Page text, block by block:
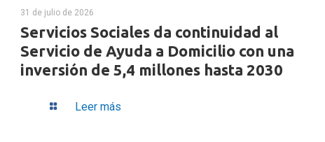
31 de julio de 2026
Servicios Sociales da continuidad al
Servicio de Ayuda a Domicilio con una
inversión de 5,4 millones hasta 2030
Leer más